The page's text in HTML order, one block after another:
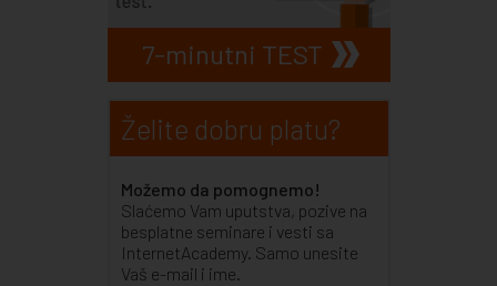
7-minutni TEST
Želite dobru platu?
Možemo da pomognemo!
Slaćemo Vam uputstva, pozive na
besplatne seminare i vesti sa
InternetAcademy. Samo unesite
Vaš e-mail i ime.